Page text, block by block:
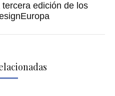
Publicación
siguiente:
edición de los